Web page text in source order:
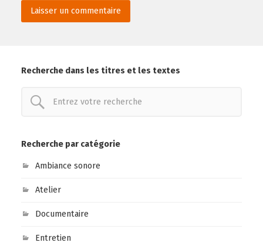
Recherche dans les titres et les textes
Recherche par catégorie
Ambiance sonore
Atelier
Documentaire
Entretien